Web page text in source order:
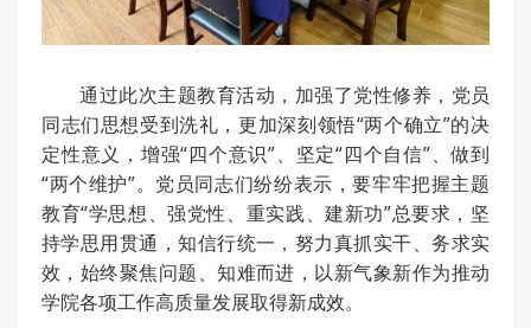
通过此次主题教育活动，加强了党性修养，党员
同志们思想受到洗礼，更加深刻领悟“两个确立”的决
定性意义，增强“四个意识”、坚定“四个自信”、做到
“两个维护”。党员同志们纷纷表示，要牢牢把握主题
教育“学思想、强党性、重实践、建新功”总要求，坚
持学思用贯通，知信行统一，努力真抓实干、务求实
效，始终聚焦问题、知难而进，以新气象新作为推动
学院各项工作高质量发展取得新成效。